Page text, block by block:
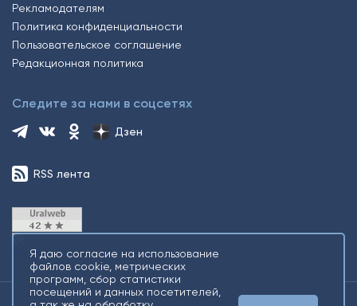
Рекламодателям
Политика конфиденциальности
Пользовательское соглашение
Редакционная политика
Следите за нами в соцсетях
Дзен
RSS лента
Я даю согласие на использование
файлов cookie, метрических
программ, сбор статистики
посещений и данных посетителей,